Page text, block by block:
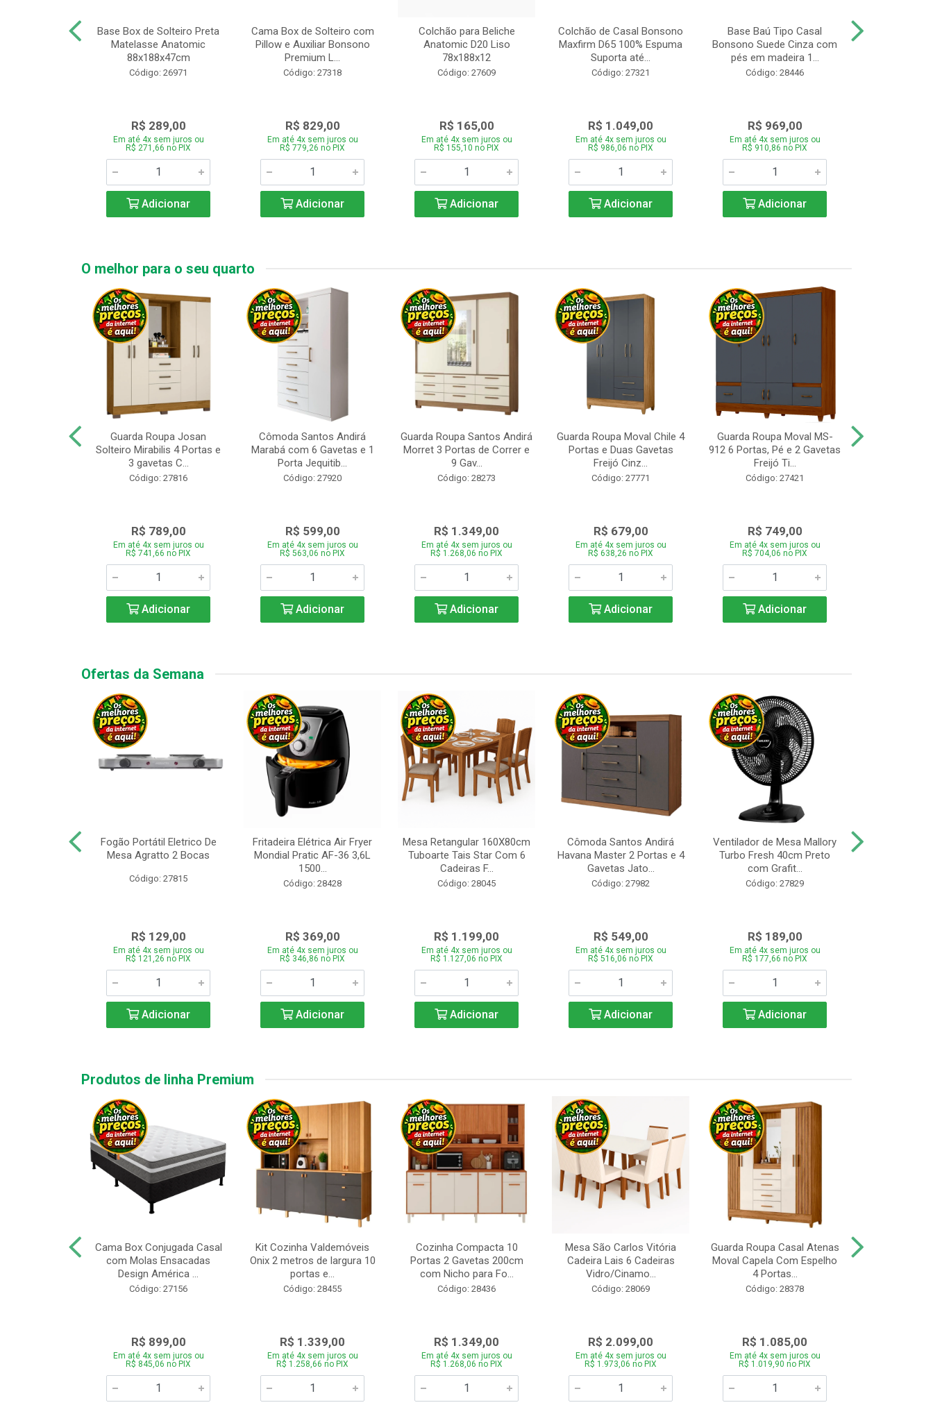
Base Box de Solteiro Preta
Matelasse Anatomic
88x188x47cm
Código: 26971
R$ 289,00
Em até 4x sem juros ou
R$ 271,66 no PIX
Adicionar
Cama Box de Solteiro com
Pillow e Auxiliar Bonsono
Premium L...
Código: 27318
R$ 829,00
Em até 4x sem juros ou
R$ 779,26 no PIX
Adicionar
Colchão para Beliche
Anatomic D20 Liso
78x188x12
Código: 27609
R$ 165,00
Em até 4x sem juros ou
R$ 155,10 no PIX
Adicionar
Colchão de Casal Bonsono
Maxfirm D65 100% Espuma
Suporta até...
Código: 27321
R$ 1.049,00
Em até 4x sem juros ou
R$ 986,06 no PIX
Adicionar
Base Baú Tipo Casal
Bonsono Suede Cinza com
pés em madeira 1...
Código: 28446
R$ 969,00
Em até 4x sem juros ou
R$ 910,86 no PIX
Adicionar
O melhor para o seu quarto
Guarda Roupa Josan
Solteiro Mirabilis 4 Portas e
3 gavetas C...
Código: 27816
R$ 789,00
Em até 4x sem juros ou
R$ 741,66 no PIX
Adicionar
Cômoda Santos Andirá
Marabá com 6 Gavetas e 1
Porta Jequitib...
Código: 27920
R$ 599,00
Em até 4x sem juros ou
R$ 563,06 no PIX
Adicionar
Guarda Roupa Santos Andirá
Morret 3 Portas de Correr e
9 Gav...
Código: 28273
R$ 1.349,00
Em até 4x sem juros ou
R$ 1.268,06 no PIX
Adicionar
Guarda Roupa Moval Chile 4
Portas e Duas Gavetas
Freijó Cinz...
Código: 27771
R$ 679,00
Em até 4x sem juros ou
R$ 638,26 no PIX
Adicionar
Guarda Roupa Moval MS-
912 6 Portas, Pé e 2 Gavetas
Freijó Ti...
Código: 27421
R$ 749,00
Em até 4x sem juros ou
R$ 704,06 no PIX
Adicionar
Ofertas da Semana
Fogão Portátil Eletrico De
Mesa Agratto 2 Bocas
Código: 27815
R$ 129,00
Em até 4x sem juros ou
R$ 121,26 no PIX
Adicionar
Fritadeira Elétrica Air Fryer
Mondial Pratic AF-36 3,6L
1500...
Código: 28428
R$ 369,00
Em até 4x sem juros ou
R$ 346,86 no PIX
Adicionar
Mesa Retangular 160X80cm
Tuboarte Tais Star Com 6
Cadeiras F...
Código: 28045
R$ 1.199,00
Em até 4x sem juros ou
R$ 1.127,06 no PIX
Adicionar
Cômoda Santos Andirá
Havana Master 2 Portas e 4
Gavetas Jato...
Código: 27982
R$ 549,00
Em até 4x sem juros ou
R$ 516,06 no PIX
Adicionar
Ventilador de Mesa Mallory
Turbo Fresh 40cm Preto
com Grafit...
Código: 27829
R$ 189,00
Em até 4x sem juros ou
R$ 177,66 no PIX
Adicionar
Produtos de linha Premium
Cama Box Conjugada Casal
com Molas Ensacadas
Design América ...
Código: 27156
R$ 899,00
Em até 4x sem juros ou
R$ 845,06 no PIX
Kit Cozinha Valdemóveis
Onix 2 metros de largura 10
portas e...
Código: 28455
R$ 1.339,00
Em até 4x sem juros ou
R$ 1.258,66 no PIX
Cozinha Compacta 10
Portas 2 Gavetas 200cm
com Nicho para Fo...
Código: 28436
R$ 1.349,00
Em até 4x sem juros ou
R$ 1.268,06 no PIX
Mesa São Carlos Vitória
Cadeira Lais 6 Cadeiras
Vidro/Cinamo...
Código: 28069
R$ 2.099,00
Em até 4x sem juros ou
R$ 1.973,06 no PIX
Guarda Roupa Casal Atenas
Moval Capela Com Espelho
4 Portas...
Código: 28378
R$ 1.085,00
Em até 4x sem juros ou
R$ 1.019,90 no PIX